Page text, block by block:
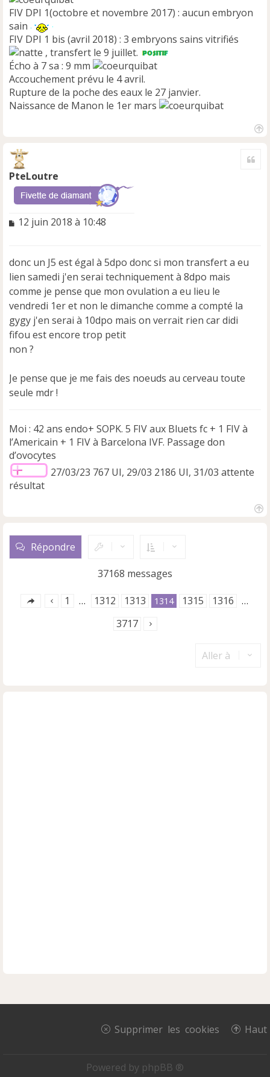
FIV DPI 1(octobre et novembre 2017) : aucun embryon
sain
FIV DPI 1 bis (avril 2018) : 3 embryons sains vitrifiés
, transfert le 9 juillet.
Écho à 7 sa : 9 mm
Accouchement prévu le 4 avril.
Rupture de la poche des eaux le 27 janvier.
Naissance de Manon le 1er mars
PteLoutre
M
a
g
e
n
o
n
l
u
12 juin 2018 à 10:48
donc un J5 est égal à 5dpo donc si mon transfert a eu
lien samedi j'en serai techniquement à 8dpo mais
comme je pense que mon ovulation a eu lieu le
vendredi 1er et non le dimanche comme a compté la
gygy j'en serai à 10dpo mais on verrait rien car didi
fifou est encore trop petit
non ?
Je pense que je me fais des noeuds au cerveau toute
seule mdr !
Moi : 42 ans endo+ SOPK. 5 FIV aux Bluets fc + 1 FIV à
l’Americain + 1 FIV à Barcelona IVF. Passage don
d’ovocytes
27/03/23 767 UI, 29/03 2186 UI, 31/03 attente
résultat
Répondre
37168 messages
1 … 1312 1313 1314 1315 1316 …
3717
Aller à
Haut
Supprimer les cookies
Powered by phpBB ®